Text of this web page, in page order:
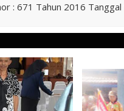
: 671 Tahun 2016